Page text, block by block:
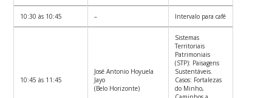
10:30 às 10:45 – Intervalo para café
10:45 às 11:45
José Antonio Hoyuela
Jayo
(Belo Horizonte)
Sistemas
Territoriais
Patrimoniais
(STP): Paisagens
Sustentáveis.
Casos: Fortalezas
do Minho,